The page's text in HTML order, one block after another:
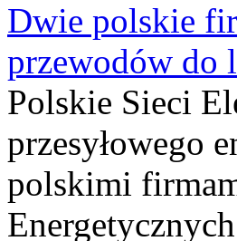
Dwie polskie
przewodów do
Polskie Sieci
przesyłowego
polskimi